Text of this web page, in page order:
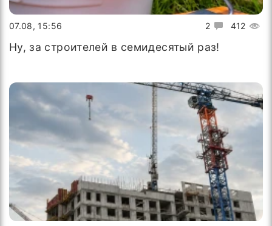
2 412
07.08, 15:56
Ну, за строителей в семидесятый раз!